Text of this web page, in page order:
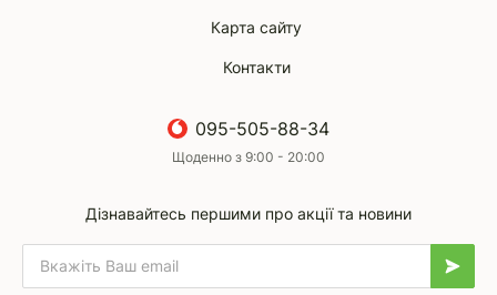
Карта сайту
Контакти
095-505-88-34
Щоденно з 9:00 - 20:00
Дізнавайтесь першими про акції та новини